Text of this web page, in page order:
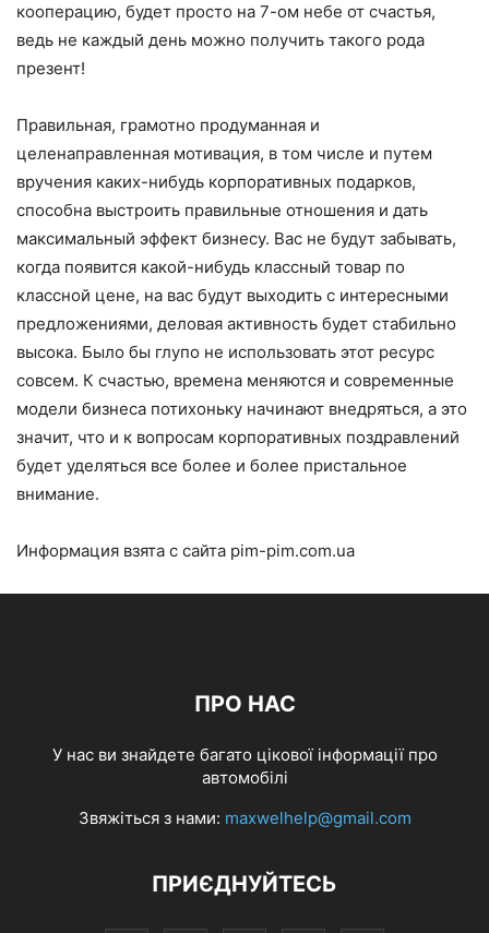
кооперацию, будет просто на 7-ом небе от счастья,
ведь не каждый день можно получить такого рода
презент!
Правильная, грамотно продуманная и
целенаправленная мотивация, в том числе и путем
вручения каких-нибудь корпоративных подарков,
способна выстроить правильные отношения и дать
максимальный эффект бизнесу. Вас не будут забывать,
когда появится какой-нибудь классный товар по
классной цене, на вас будут выходить с интересными
предложениями, деловая активность будет стабильно
высока. Было бы глупо не использовать этот ресурс
совсем. К счастью, времена меняются и современные
модели бизнеса потихоньку начинают внедряться, а это
значит, что и к вопросам корпоративных поздравлений
будет уделяться все более и более пристальное
внимание.
Информация взята с сайта pim-pim.com.ua
ПРО НАС
У нас ви знайдете багато цікової інформації про
автомобілі
Звяжіться з нами: maxwelhelp@gmail.com
ПРИЄДНУЙТЕСЬ